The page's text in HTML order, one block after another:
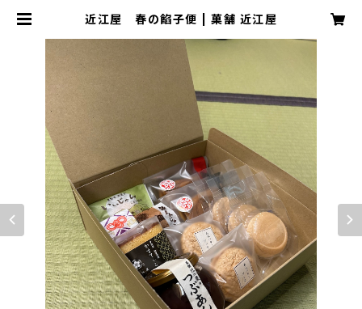
近江屋 春の餡子便 | 菓舗 近江屋